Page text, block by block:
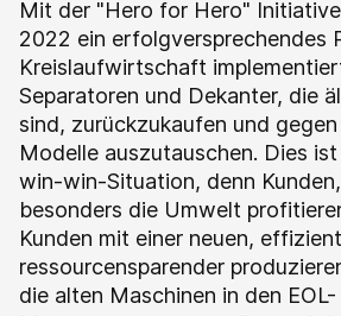
Mit der "Hero for Hero"
2022 ein erfolgversprechendes
Kreislaufwirtschaft
Separatoren und Dekanter, die
sind, zurückzukaufen und
Modelle auszutauschen. Dies
win-win-Situation, denn
besonders die Umwelt
Kunden mit einer neuen,
ressourcensparender
die alten Maschinen in den EOL-